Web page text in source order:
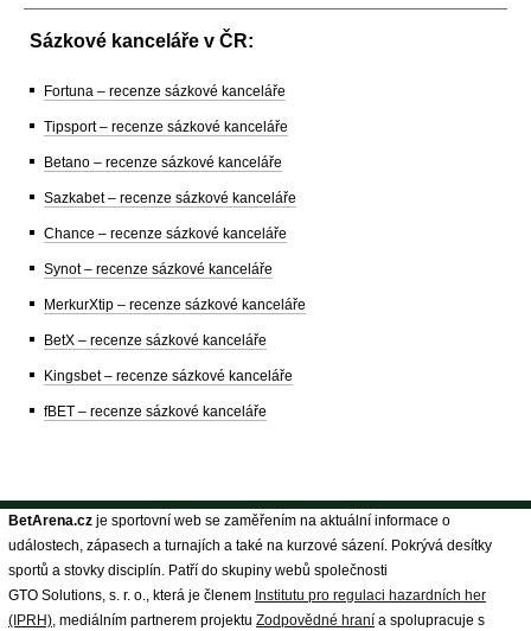
Sázkové kanceláře v ČR:
Fortuna – recenze sázkové kanceláře
Tipsport – recenze sázkové kanceláře
Betano – recenze sázkové kanceláře
Sazkabet – recenze sázkové kanceláře
Chance – recenze sázkové kanceláře
Synot – recenze sázkové kanceláře
MerkurXtip – recenze sázkové kanceláře
BetX – recenze sázkové kanceláře
Kingsbet – recenze sázkové kanceláře
fBET – recenze sázkové kanceláře
BetArena.cz je sportovní web se zaměřením na aktuální informace o
událostech, zápasech a turnajích a také na kurzové sázení. Pokrývá desítky
sportů a stovky disciplín. Patří do skupiny webů společnosti
GTO Solutions, s. r. o., která je členem Institutu pro regulaci hazardních her
(IPRH), mediálním partnerem projektu Zodpovědné hraní a spolupracuje s